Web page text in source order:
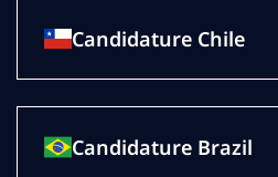
Candidature Chile
Candidature Brazil